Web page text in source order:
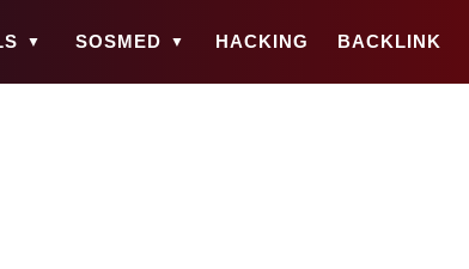
SOSMED HACKING BACKLINK